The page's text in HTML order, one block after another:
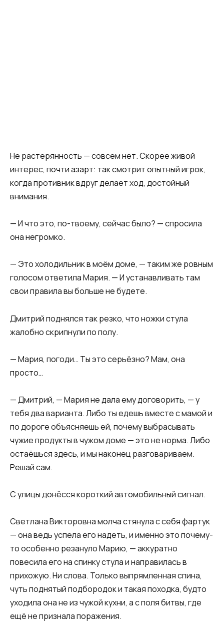
Не растерянность — совсем нет. Скорее живой
интерес, почти азарт: так смотрит опытный игрок,
когда противник вдруг делает ход, достойный
внимания.
— И что это, по-твоему, сейчас было? — спросила
она негромко.
— Это холодильник в моём доме, — таким же ровным
голосом ответила Мария. — И устанавливать там
свои правила вы больше не будете.
Дмитрий поднялся так резко, что ножки стула
жалобно скрипнули по полу.
— Мария, погоди… Ты это серьёзно? Мам, она
просто…
— Дмитрий, — Мария не дала ему договорить, — у
тебя два варианта. Либо ты едешь вместе с мамой и
по дороге объясняешь ей, почему выбрасывать
чужие продукты в чужом доме — это не норма. Либо
остаёшься здесь, и мы наконец разговариваем.
Решай сам.
С улицы донёсся короткий автомобильный сигнал.
Светлана Викторовна молча стянула с себя фартук
— она ведь успела его надеть, и именно это почему-
то особенно резануло Марию, — аккуратно
повесила его на спинку стула и направилась в
прихожую. Ни слова. Только выпрямленная спина,
чуть поднятый подбородок и такая походка, будто
уходила она не из чужой кухни, а с поля битвы, где
ещё не признала поражения.